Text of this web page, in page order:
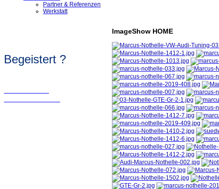
Partner & Referenzen
Werkstatt
ImageShow HOME
Begeistert ?